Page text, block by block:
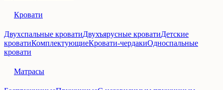
Кровати
Двухспальные кроватиДвухъярусные кроватиДетские
кроватиКомплектующиеКровати-чердакиОдноспальные
кровати
Матрасы